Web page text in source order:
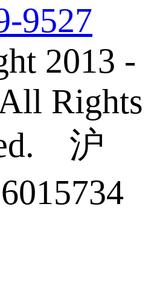
9527
2013 -
Rights
沪